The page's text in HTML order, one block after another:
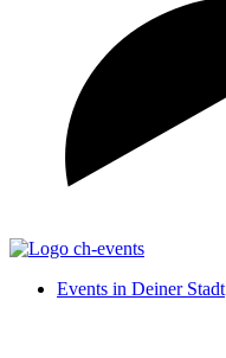
Events in Deiner Stadt